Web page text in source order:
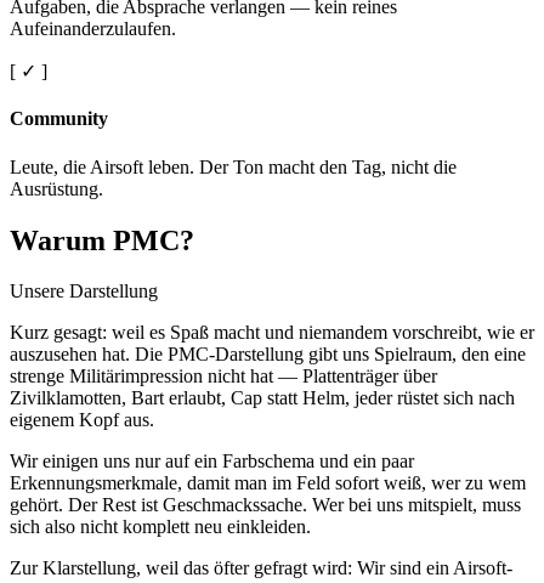
Aufgaben, die Absprache verlangen — kein reines
Aufeinanderzulaufen.
[ ✓ ]
Community
Leute, die Airsoft leben. Der Ton macht den Tag, nicht die
Ausrüstung.
Warum PMC?
Unsere Darstellung
Kurz gesagt: weil es Spaß macht und niemandem vorschreibt, wie er
auszusehen hat. Die PMC-Darstellung gibt uns Spielraum, den eine
strenge Militärimpression nicht hat — Plattenträger über
Zivilklamotten, Bart erlaubt, Cap statt Helm, jeder rüstet sich nach
eigenem Kopf aus.
Wir einigen uns nur auf ein Farbschema und ein paar
Erkennungsmerkmale, damit man im Feld sofort weiß, wer zu wem
gehört. Der Rest ist Geschmackssache. Wer bei uns mitspielt, muss
sich also nicht komplett neu einkleiden.
Zur Klarstellung, weil das öfter gefragt wird: Wir sind ein Airsoft-